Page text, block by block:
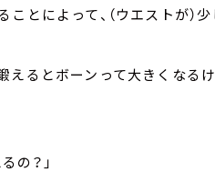
ことによって、（ウエストが）
えるとボーンって大きくなる
の？」